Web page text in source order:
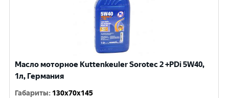
Масло моторное Kuttenkeuler Sorotec 2 +PDi 5W40,
1л, Германия
Габариты: 130x70x145